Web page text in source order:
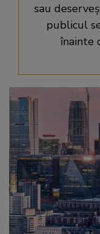
sau
publicul
înainte